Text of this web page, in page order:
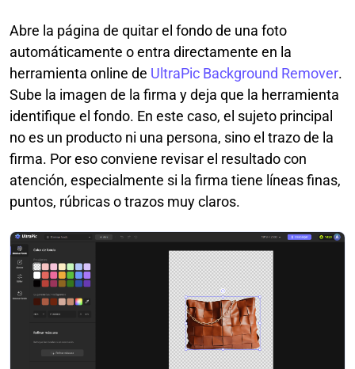
Abre la página de quitar el fondo de una foto
automáticamente o entra directamente en la
herramienta online de UltraPic Background Remover.
Sube la imagen de la firma y deja que la herramienta
identifique el fondo. En este caso, el sujeto principal
no es un producto ni una persona, sino el trazo de la
firma. Por eso conviene revisar el resultado con
atención, especialmente si la firma tiene líneas finas,
puntos, rúbricas o trazos muy claros.